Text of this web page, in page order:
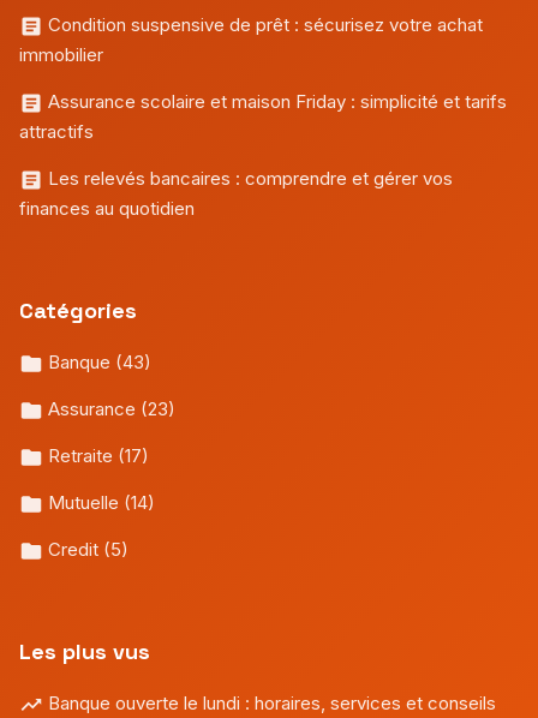
Condition suspensive de prêt : sécurisez votre achat
immobilier
Assurance scolaire et maison Friday : simplicité et tarifs
attractifs
Les relevés bancaires : comprendre et gérer vos
finances au quotidien
Catégories
Banque (43)
Assurance (23)
Retraite (17)
Mutuelle (14)
Credit (5)
Les plus vus
Banque ouverte le lundi : horaires, services et conseils